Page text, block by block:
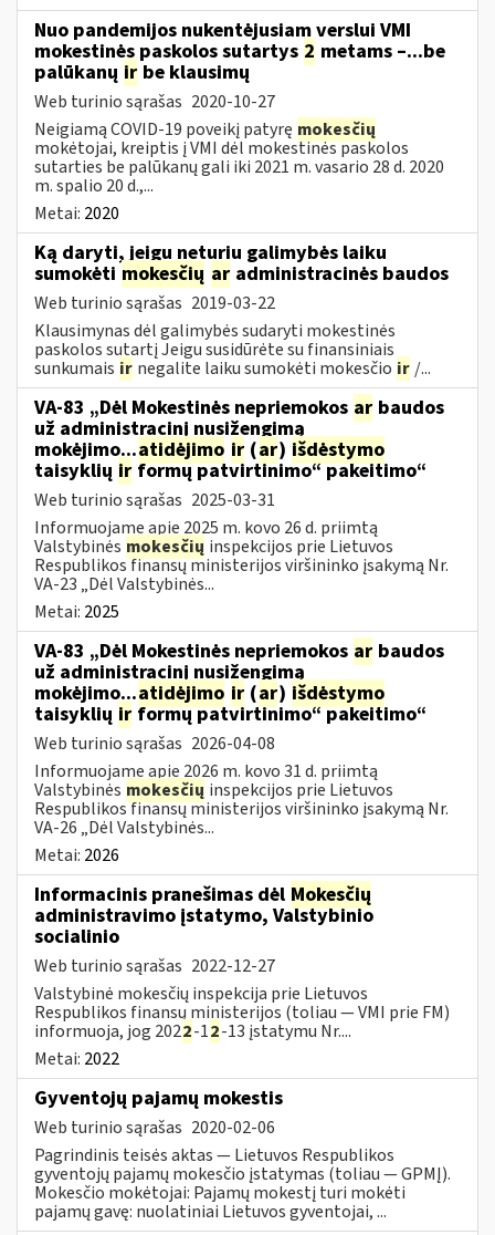
Nuo pandemijos nukentėjusiam verslui VMI
mokestinės paskolos sutartys 2 metams –...be
palūkanų ir be klausimų
Web turinio sąrašas 2020-10-27
Neigiamą COVID-19 poveikį patyrę mokesčių
mokėtojai, kreiptis į VMI dėl mokestinės paskolos
sutarties be palūkanų gali iki 2021 m. vasario 28 d. 2020
m. spalio 20 d.,...
Metai: 2020
Ką daryti, jeigu neturiu galimybės laiku
sumokėti mokesčių ar administracinės baudos
Web turinio sąrašas 2019-03-22
Klausimynas dėl galimybės sudaryti mokestinės
paskolos sutartį Jeigu susidūrėte su finansiniais
sunkumais ir negalite laiku sumokėti mokesčio ir /...
VA-83 „Dėl Mokestinės nepriemokos ar baudos
už administracinį nusižengimą
mokėjimo...atidėjimo ir (ar) išdėstymo
taisyklių ir formų patvirtinimo“ pakeitimo“
Web turinio sąrašas 2025-03-31
Informuojame apie 2025 m. kovo 26 d. priimtą
Valstybinės mokesčių inspekcijos prie Lietuvos
Respublikos finansų ministerijos viršininko įsakymą Nr.
VA-23 „Dėl Valstybinės...
Metai: 2025
VA-83 „Dėl Mokestinės nepriemokos ar baudos
už administracinį nusižengimą
mokėjimo...atidėjimo ir (ar) išdėstymo
taisyklių ir formų patvirtinimo“ pakeitimo“
Web turinio sąrašas 2026-04-08
Informuojame apie 2026 m. kovo 31 d. priimtą
Valstybinės mokesčių inspekcijos prie Lietuvos
Respublikos finansų ministerijos viršininko įsakymą Nr.
VA-26 „Dėl Valstybinės...
Metai: 2026
Informacinis pranešimas dėl Mokesčių
administravimo įstatymo, Valstybinio
socialinio
Web turinio sąrašas 2022-12-27
Valstybinė mokesčių inspekcija prie Lietuvos
Respublikos finansų ministerijos (toliau — VMI prie FM)
informuoja, jog 2022-12-13 įstatymu Nr....
Metai: 2022
Gyventojų pajamų mokestis
Web turinio sąrašas 2020-02-06
Pagrindinis teisės aktas — Lietuvos Respublikos
gyventojų pajamų mokesčio įstatymas (toliau — GPMĮ).
Mokesčio mokėtojai: Pajamų mokestį turi mokėti
pajamų gavę: nuolatiniai Lietuvos gyventojai, ...